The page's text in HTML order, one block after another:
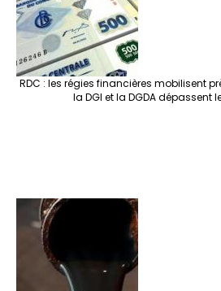
RDC : les régies financières mobilisent
la DGI et la DGDA dépassent